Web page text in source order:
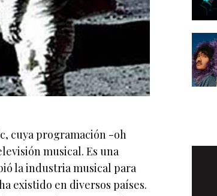
cuya programación -oh
musical. Es una
la industria musical para
existido en diversos países.